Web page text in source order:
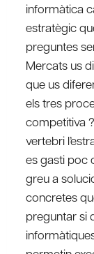
informàtica
estratègic
preguntes
Mercats us
que us
els tres
competitiva
vertebri
es gasti poc
greu a
concretes
preguntar si